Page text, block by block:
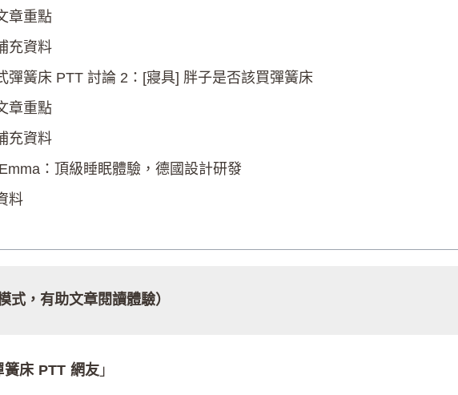
章重點
充資料
彈簧床 PTT 討論 2：[寢具] 胖子是否該買彈簧床
章重點
充資料
：頂級睡眠體驗，德國設計研發
料
式，有助文章閱讀體驗）
簧床 PTT 網友 」